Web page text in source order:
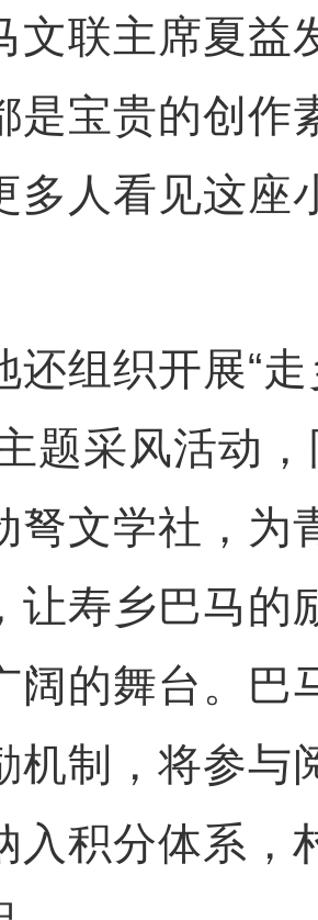
联主席夏益
是宝贵的创作
多人看见这座
组织开展“走
题采风活动
弩文学社，为
让寿乡巴马的
阔的舞台。巴
机制，将参与
入积分体系，